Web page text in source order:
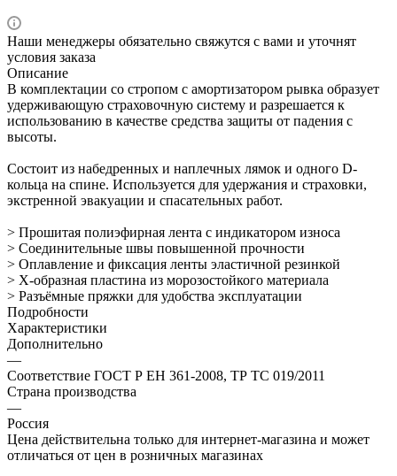
Наши менеджеры обязательно свяжутся с вами и уточнят
условия заказа
Описание
В комплектации со стропом с амортизатором рывка образует
удерживающую страховочную систему и разрешается к
использованию в качестве средства защиты от падения с
высоты.
Состоит из набедренных и наплечных лямок и одного D-
кольца на спине. Используется для удержания и страховки,
экстренной эвакуации и спасательных работ.
> Прошитая полиэфирная лента с индикатором износа
> Соединительные швы повышенной прочности
> Оплавление и фиксация ленты эластичной резинкой
> Х-образная пластина из морозостойкого материала
> Разъёмные пряжки для удобства эксплуатации
Подробности
Характеристики
Дополнительно
—
Соответствие ГОСТ Р ЕН 361-2008, ТР ТС 019/2011
Страна производства
—
Россия
Цена действительна только для интернет-магазина и может
отличаться от цен в розничных магазинах